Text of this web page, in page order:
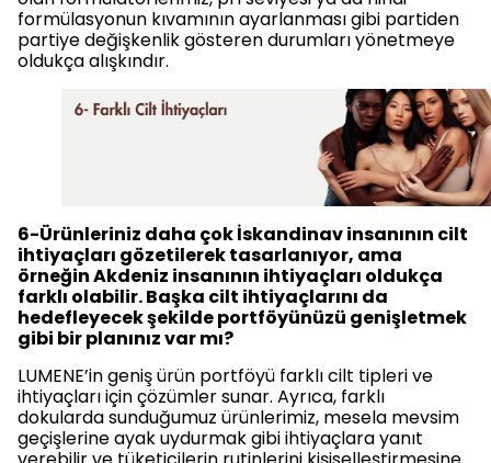
formülasyonun kıvamının ayarlanması gibi partiden
partiye değişkenlik gösteren durumları yönetmeye
oldukça alışkındır.
6-Ürünleriniz daha çok İskandinav insanının cilt
ihtiyaçları gözetilerek tasarlanıyor, ama
örneğin Akdeniz insanının ihtiyaçları oldukça
farklı olabilir. Başka cilt ihtiyaçlarını da
hedefleyecek şekilde portföyünüzü genişletmek
gibi bir planınız var mı?
LUMENE’in geniş ürün portföyü farklı cilt tipleri ve
ihtiyaçları için çözümler sunar. Ayrıca, farklı
dokularda sunduğumuz ürünlerimiz, mesela mevsim
geçişlerine ayak uydurmak gibi ihtiyaçlara yanıt